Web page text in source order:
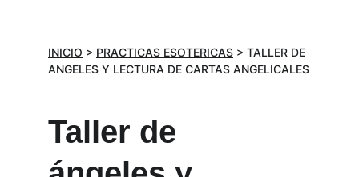
Taller de
INICIO > PRACTICAS ESOTERICAS > TALLER DE
ANGELES Y LECTURA DE CARTAS ANGELICALES